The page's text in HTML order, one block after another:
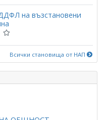
на възстановени
Всички становища от НАП